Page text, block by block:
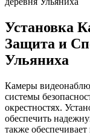
Установка
Защита и
Ульяниха
Камеры
системы
окрестностях.
обеспечить
также